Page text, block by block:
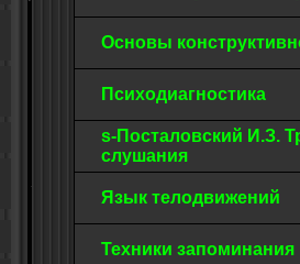
Основы
Психодиагностика
s-Посталовский И.З.
слушания
Язык телодвижений
Техники